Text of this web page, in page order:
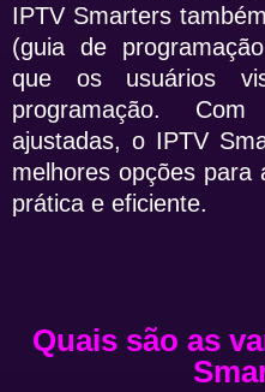
IPTV Smarters
(guia de
que os usuários
programação.
ajustadas, o IPTV
melhores opções para
prática e eficiente.
Quais são as